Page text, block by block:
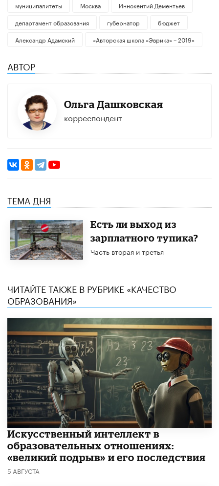
муниципалитеты
Москва
Иннокентий Дементьев
департамент образования
губернатор
бюджет
Александр Адамский
«Авторская школа «Эврика» – 2019»
АВТОР
Ольга Дашковская
корреспондент
ТЕМА ДНЯ
Есть ли выход из
зарплатного тупика?
Часть вторая и третья
ЧИТАЙТЕ ТАКЖЕ В РУБРИКЕ «КАЧЕСТВО
ОБРАЗОВАНИЯ»
​Искусственный интеллект в
образовательных отношениях:
«великий подрыв» и его последствия
5 АВГУСТА